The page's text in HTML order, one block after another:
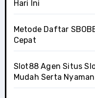
Hari Ini
Metode Daftar
Cepat
Slot88 Agen Situs
Mudah Serta Nyaman